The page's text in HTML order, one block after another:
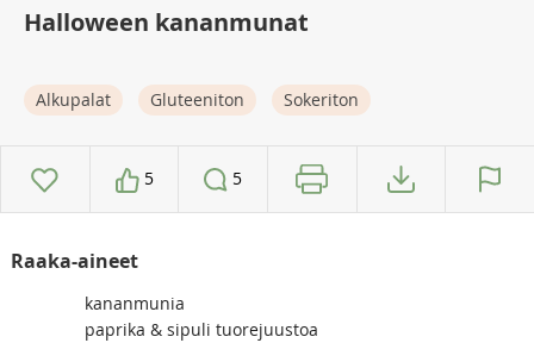
Halloween kananmunat
Alkupalat Gluteeniton Sokeriton
5 5
Raaka-aineet
kananmunia
paprika & sipuli tuorejuustoa